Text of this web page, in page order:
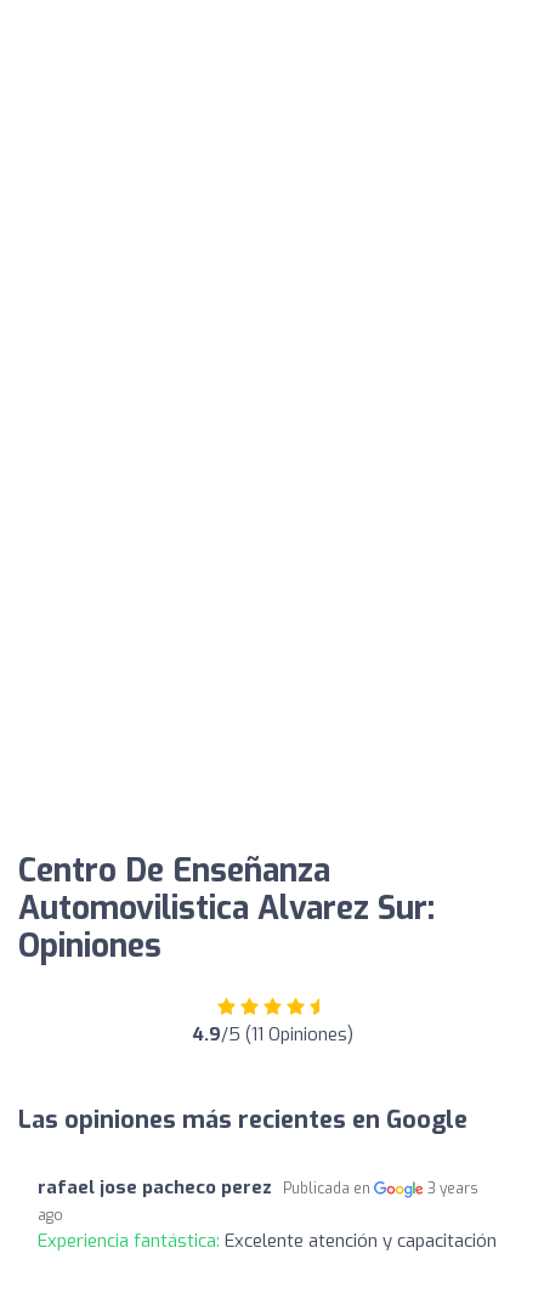
Centro De Enseñanza
Automovilistica Alvarez Sur:
Opiniones
4.9/5 (11 Opiniones)
Las opiniones más recientes en Google
rafael jose pacheco perez Publicada en
3 years
ago
Experiencia fantástica: Excelente atención y capacitación